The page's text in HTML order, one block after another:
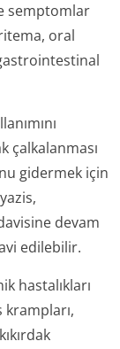
semptomlar
oral
çalkalanması
gidermek için
devam
edilebilir.
hastalıkları
krampları,